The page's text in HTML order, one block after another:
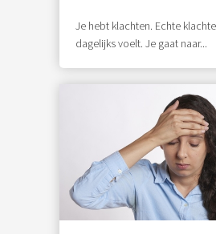
Je hebt klachten. Echte
dagelijks voelt. Je gaat naar...